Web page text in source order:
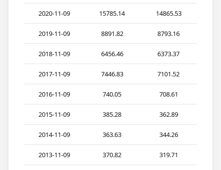
2020-11-09 15785.14 14865.53
2019-11-09 8891.82 8793.16
2018-11-09 6456.46 6373.37
2017-11-09 7446.83 7101.52
2016-11-09 740.05 708.61
2015-11-09 385.28 362.89
2014-11-09 363.63 344.26
2013-11-09 370.82 319.71